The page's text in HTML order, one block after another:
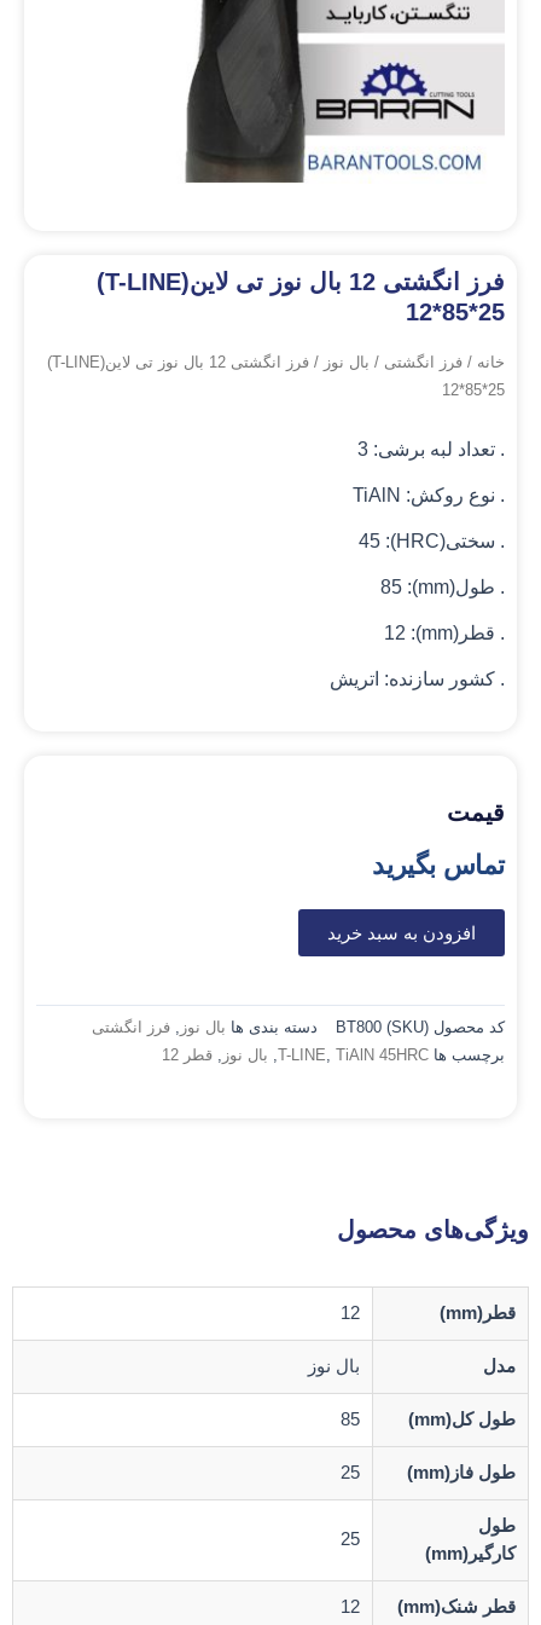
فرز انگشتی 12 بال نوز تی لاین(T-LINE)
12*85*25
خانه / فرز انگشتی / بال نوز
/ فرز انگشتی 12 بال نوز تی لاین(T-LINE)
12*85*25
. تعداد لبه برشی: 3
. نوع روکش: TiAlN
. سختی(HRC): 45
. طول(mm): 85
. قطر(mm): 12
. کشور سازنده: اتریش
قیمت
تماس بگیرید
افزودن به سبد خرید
کد محصول (SKU) BT800 دسته بندی ها بال نوز , فرز انگشتی
برچسب ها
T-LINE, TiAlN 45HRC
, بال نوز , قطر 12
ویژگی‌های محصول
قطر(mm) 12
مدل بال نوز
طول کل(mm) 85
طول فاز(mm) 25
طول
کارگیر(mm)
25
قطر شنک(mm) 12